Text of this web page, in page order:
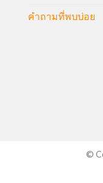
คำถามที่พบบ่อย
©